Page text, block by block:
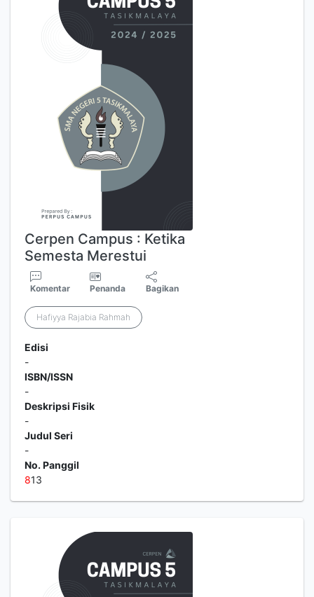
Cerpen Campus : Ketika
Semesta Merestui
Komentar Penanda Bagikan
Hafiyya Rajabia Rahmah
Edisi
-
ISBN/ISSN
-
Deskripsi Fisik
-
Judul Seri
-
No. Panggil
813